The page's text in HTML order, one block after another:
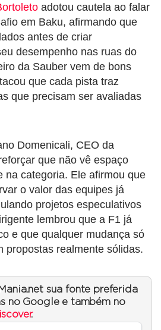
adotou cautela ao falar
em Baku, afirmando que
antes de criar
desempenho nas ruas do
da Sauber vem de bons
que cada pista traz
que precisam ser avaliadas
Domenicali, CEO da
que não vê espaço
na categoria. Ele afirmou que
o valor das equipes já
projetos especulativos
lembrou que a F1 já
e que qualquer mudança só
propostas realmente sólidas.
sua fonte preferida
no Google e também no
.